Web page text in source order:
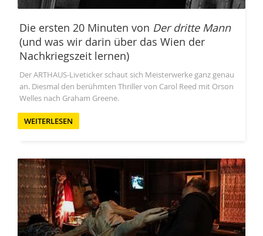
Die ersten 20 Minuten von Der dritte Mann
(und was wir darin über das Wien der
Nachkriegszeit lernen)
Der ARTHAUS-Liveticker schaut sich Meisterwerke ganz genau
an. Diesmal den berühmten Thriller von Carol Reed mit Orson
Welles nach Graham Greene.
WEITERLESEN